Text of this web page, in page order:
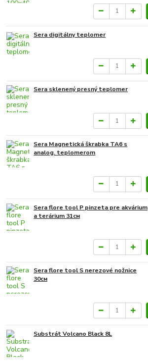
Sera digitálny teplomer
Sera sklenený presný teplomer
Sera Magnetická škrabka TA6 s
analog. teplomerom
Sera flore tool P pinzeta pre akvárium
a terárium 31см
Sera flore tool S nerezové nožnice
30см
Substrát Volcano Black 8L